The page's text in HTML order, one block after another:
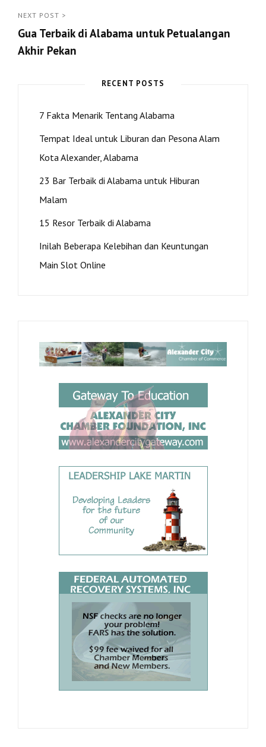
Prev
Post
NEXT POST >
Gua Terbaik di Alabama untuk Petualangan
Akhir Pekan
RECENT POSTS
7 Fakta Menarik Tentang Alabama
Tempat Ideal untuk Liburan dan Pesona Alam
Kota Alexander, Alabama
23 Bar Terbaik di Alabama untuk Hiburan
Malam
15 Resor Terbaik di Alabama
Inilah Beberapa Kelebihan dan Keuntungan
Main Slot Online